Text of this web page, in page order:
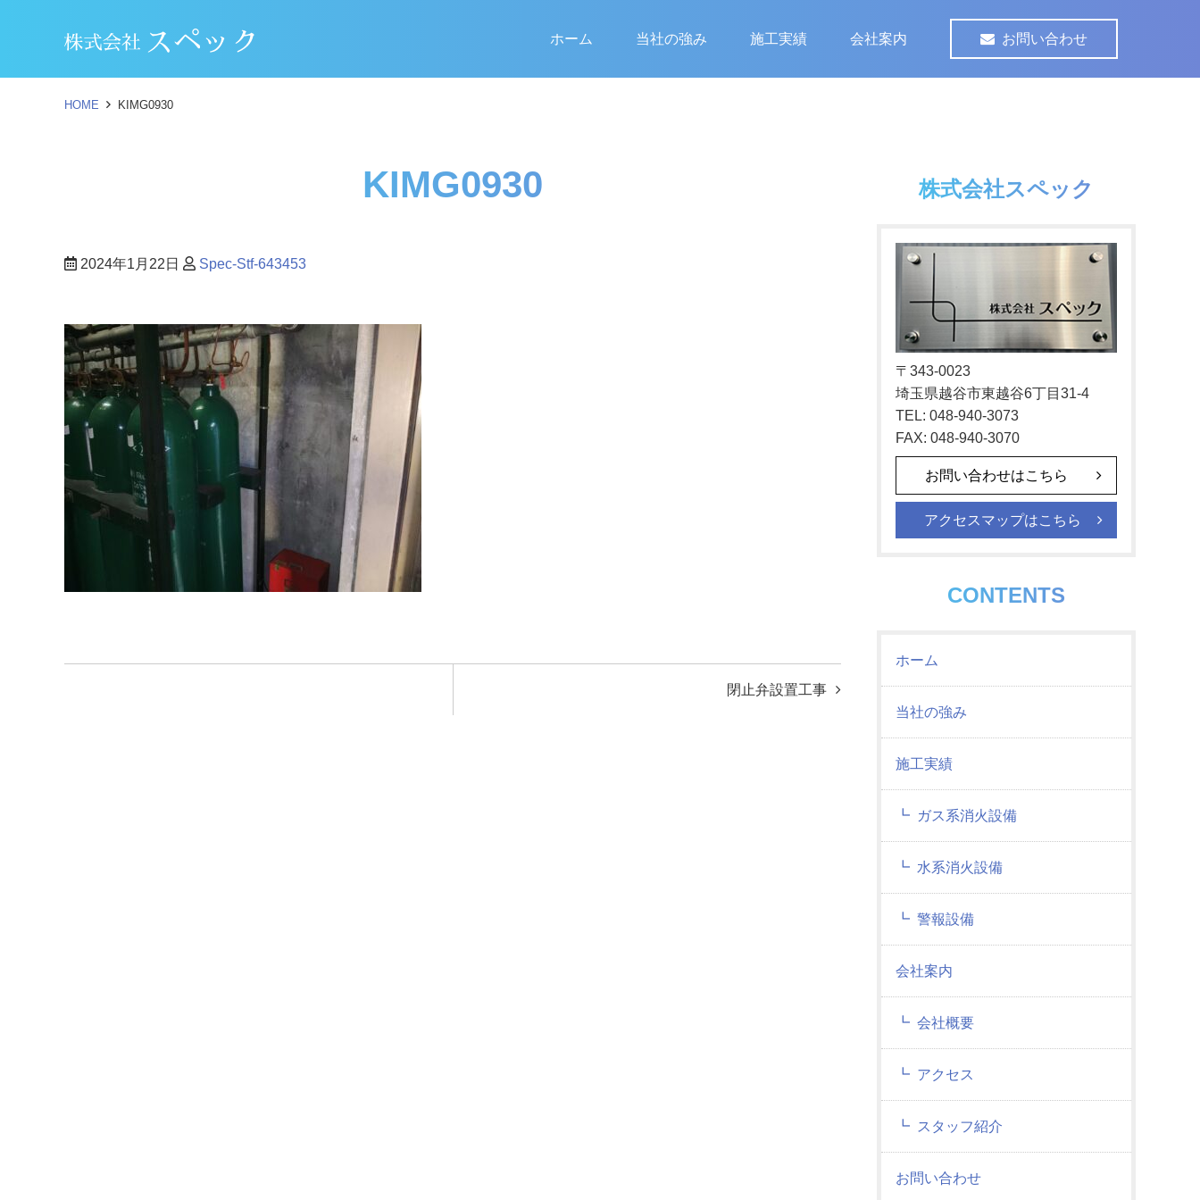
ホーム 当社の強み 施工実績 会社案内 お問い合わせ
HOME KIMG0930
KIMG0930
2024年1月22日 Spec-Stf-643453
閉止弁設置工事
株式会社スペック
〒343-0023
埼玉県越谷市東越谷6丁目31-4
TEL: 048-940-3073
FAX: 048-940-3070
お問い合わせはこちら
アクセスマップはこちら
CONTENTS
ホーム
当社の強み
施工実績
ガス系消火設備
水系消火設備
警報設備
会社案内
会社概要
アクセス
スタッフ紹介
お問い合わせ